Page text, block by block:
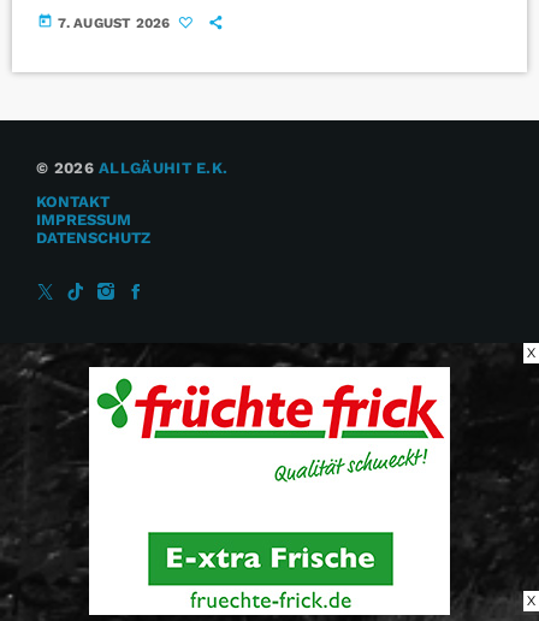
today 7. AUGUST 2026
© 2026ALLGÄUHIT E.K.
KONTAKT
IMPRESSUM
DATENSCHUTZ
X
X